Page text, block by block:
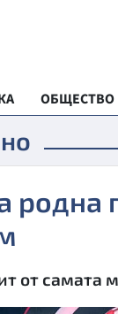
ОБЩЕСТВО
родна
от самата